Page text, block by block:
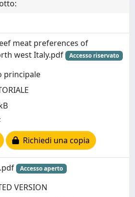
meat preferences of
west Italy.pdf
Accesso riservato
principale
Richiedi una copia
Accesso aperto
VERSION